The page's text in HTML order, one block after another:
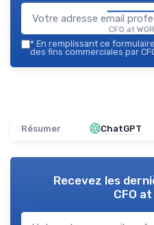
CFO at
* En remplissant ce
des fins commerciales par
Résumer ChatGPT
Recevez les
CFO at